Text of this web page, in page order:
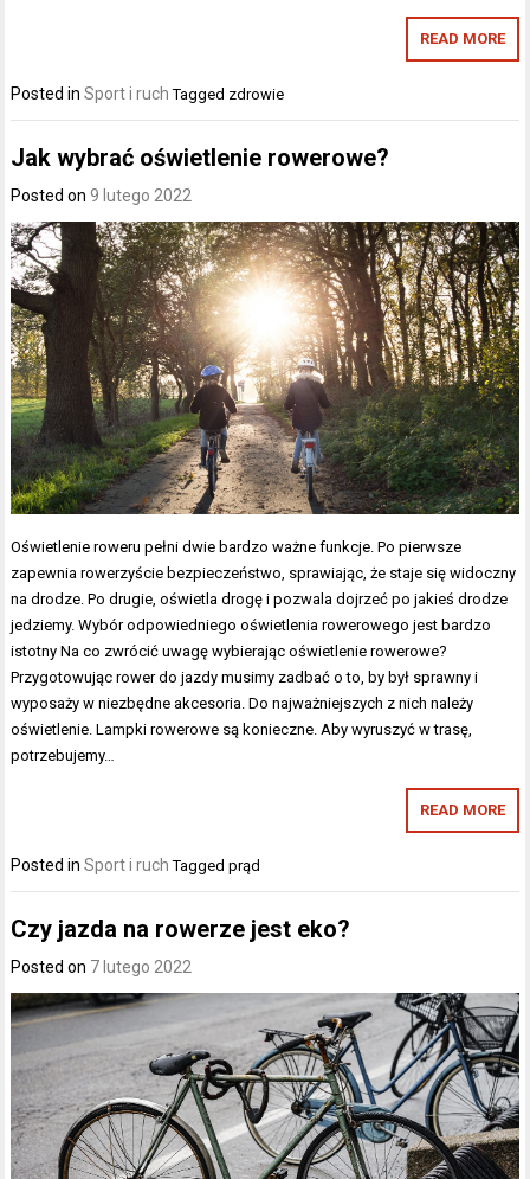
READ MORE
Posted inSport i ruch Tagged zdrowie
Jak wybrać oświetlenie rowerowe?
Posted on9 lutego 2022
Oświetlenie roweru pełni dwie bardzo ważne funkcje. Po pierwsze
zapewnia rowerzyście bezpieczeństwo, sprawiając, że staje się widoczny
na drodze. Po drugie, oświetla drogę i pozwala dojrzeć po jakieś drodze
jedziemy. Wybór odpowiedniego oświetlenia rowerowego jest bardzo
istotny Na co zwrócić uwagę wybierając oświetlenie rowerowe?
Przygotowując rower do jazdy musimy zadbać o to, by był sprawny i
wyposaży w niezbędne akcesoria. Do najważniejszych z nich należy
oświetlenie. Lampki rowerowe są konieczne. Aby wyruszyć w trasę,
potrzebujemy…
READ MORE
Posted inSport i ruch Taggedprąd
Czy jazda na rowerze jest eko?
Posted on 7 lutego 2022